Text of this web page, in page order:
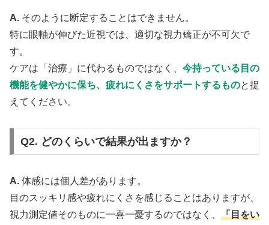
A. そのように断定することはできません。
特に眼軸が伸びた近視では、適切な視力矯正が不可欠で
す。
ケアは「治療」に代わるものではなく、 今持っている目の
機能を健やかに保ち、疲れにくさをサポートするものと捉
えてください。
Q2. どのくらいで結果が出ますか？
A. 体感には個人差があります。
目のスッキリ感や疲れにくさを感じることはありますが、
視力測定値そのものに一喜一憂するのではなく、 「目をい